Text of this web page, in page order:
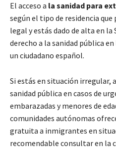
El acceso a la sanidad para
según el tipo de residencia que
legal y estás dado de alta en la
derecho a la sanidad pública
un ciudadano español.
Si estás en situación irregular,
sanidad pública en casos de
embarazadas y menores de
comunidades autónomas
gratuita a inmigrantes en
recomendable consultar en la